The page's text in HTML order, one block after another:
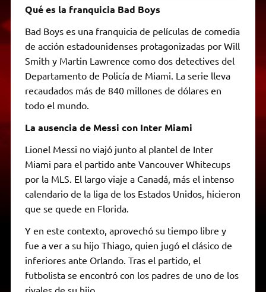
Qué es la franquicia Bad Boys
Bad Boys es una franquicia de películas de comedia
de acción estadounidenses protagonizadas por Will
Smith y Martin Lawrence como dos detectives del
Departamento de Policía de Miami. La serie lleva
recaudados más de 840 millones de dólares en
todo el mundo.
La ausencia de Messi con Inter Miami
Lionel Messi no viajó junto al plantel de Inter
Miami para el partido ante Vancouver Whitecups
por la MLS. El largo viaje a Canadá, más el intenso
calendario de la liga de los Estados Unidos, hicieron
que se quede en Florida.
Y en este contexto, aprovechó su tiempo libre y
fue a ver a su hijo Thiago, quien jugó el clásico de
inferiores ante Orlando. Tras el partido, el
futbolista se encontró con los padres de uno de los
rivales de su hijo.